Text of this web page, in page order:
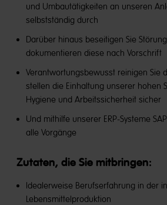
und Umbautätigkeiten an unseren
selbstständig durch
Darüber hinaus beseitigen Sie
dokumentieren diese nach Vorschrift
Verantwortungsbewusst reinigen Sie
stellen die Einhaltung unserer hohen
Hygiene und Arbeitssicherheit sicher
Und mithilfe unserer ERP-Systeme
alle Vorgänge
Zutaten, die Sie mitbringen:
Idealerweise Berufserfahrung in der
Lebensmittelproduktion